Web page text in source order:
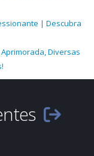
| Descubra
Diversas